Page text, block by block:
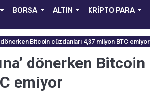
BORSA ALTIN KRİPTO PARA
dönerken Bitcoin cüzdanları 4,37 milyon BTC emiyor
dönerken Bitcoin
emiyor